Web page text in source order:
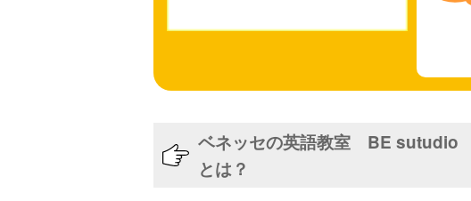
ベネッセの英語教室 BE sutudio
とは？